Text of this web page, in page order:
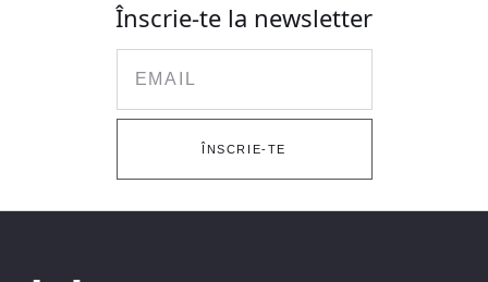
Înscrie-te la newsletter
ÎNSCRIE-TE